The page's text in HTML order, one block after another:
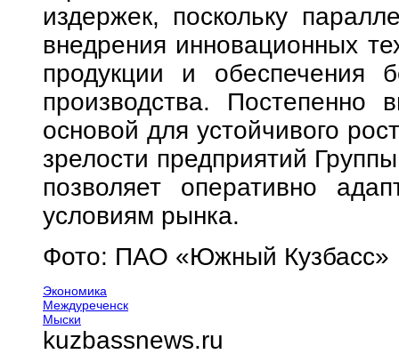
издержек, поскольку
внедрения инновационных
продукции и обеспечения
производства. Постепенно
основой для устойчивого
зрелости предприятий
позволяет оперативно
условиям рынка.
Фото: ПАО «Южный Кузбасс»
Экономика
Междуреченск
Мыски
kuzbassnews.ru